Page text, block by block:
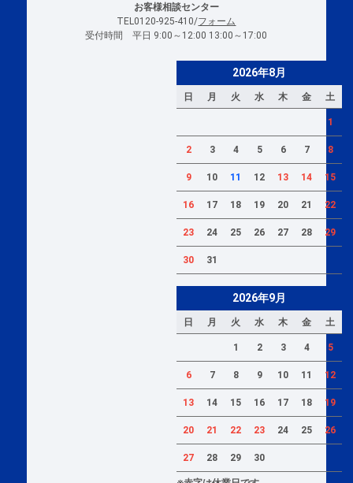
お客様相談センター
TEL0120-925-410/フォーム
受付時間 平日 9:00～12:00 13:00～17:00
2026年8月
日 月 火 水 木 金 土
1
2 3 4 5 6 7 8
9 10 11 12 13 14 15
16 17 18 19 20 21 22
23 24 25 26 27 28 29
30 31
2026年9月
日 月 火 水 木 金 土
1 2 3 4 5
6 7 8 9 10 11 12
13 14 15 16 17 18 19
20 21 22 23 24 25 26
27 28 29 30